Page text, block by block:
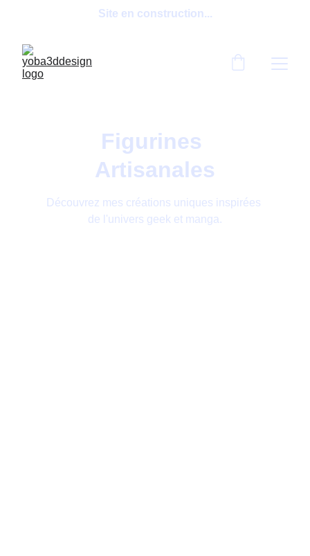
Site en construction...
Figurines
Artisanales
Découvrez mes créations uniques inspirées
de l'univers geek et manga.